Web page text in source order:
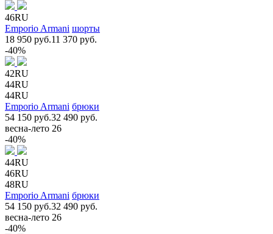
46RU
Emporio Armani шорты
18 950 руб.11 370 руб.
-40%
42RU
44RU
44RU
Emporio Armani брюки
54 150 руб.32 490 руб.
весна-лето 26
-40%
44RU
46RU
48RU
Emporio Armani брюки
54 150 руб.32 490 руб.
весна-лето 26
-40%